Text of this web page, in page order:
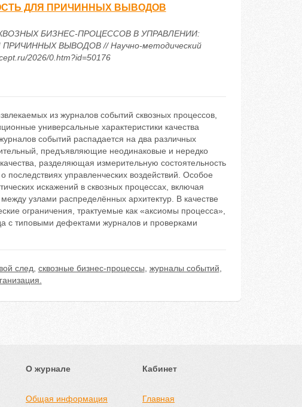
ДЛЯ ПРИЧИННЫХ ВЫВОДОВ
БИЗНЕС-ПРОЦЕССОВ В УПРАВЛЕНИИ:
ВЫВОДОВ // Научно-методический
2026/0.htm?id=50176
из журналов событий сквозных процессов,
универсальные характеристики качества
событий распадается на два различных
предъявляющие неодинаковые и нередко
разделяющая измерительную состоятельность
управленческих воздействий. Особое
искажений в сквозных процессах, включая
узлами распределённых архитектур. В качестве
ограничения, трактуемые как «аксиомы процесса»,
с типовыми дефектами журналов и проверками
след сквозные бизнес-процессы журналы событий
О журнале
Общая информация
Кабинет
Главная